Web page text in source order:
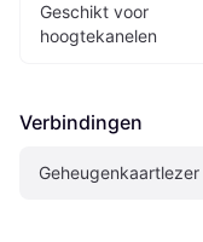
Geschikt voor
hoogtekanelen
Verbindingen
Geheugenkaartlezer